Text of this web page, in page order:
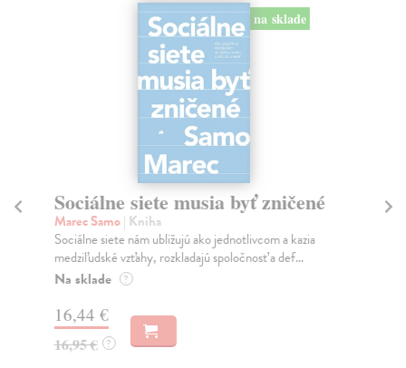
na sklade
Sociálne siete musia byť zničené
Marec Samo| Kniha
Sociálne siete nám ubližujú ako jednotlivcom a kazia
medziľudské vzťahy, rozkladajú spoločnosť a def...
Na sklade ?
16,44 €
16,95 € ?